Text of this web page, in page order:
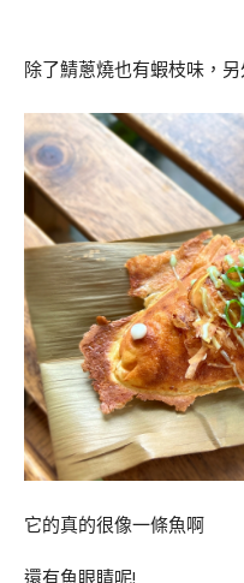
除了鯖蔥燒也有蝦枝味，
它的真的很像一條魚啊
還有魚眼睛呢!